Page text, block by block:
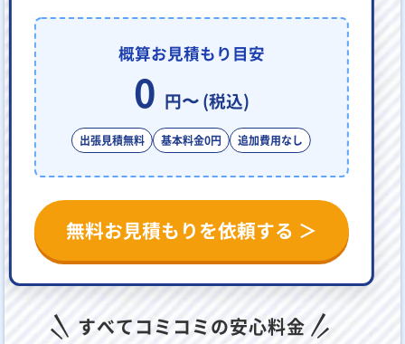
概算お見積もり目安
0 円〜 (税込)
出張見積無料 基本料金0円 追加費用なし
無料お見積もりを依頼する ＞
すべてコミコミの安心料金